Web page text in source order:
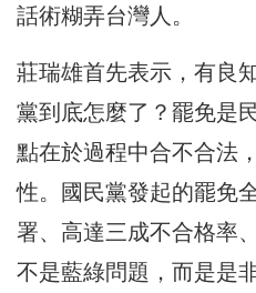
話術糊弄台灣人。
莊瑞雄首先表示，有良
黨到底怎麼了？罷免是
點在於過程中合不合法
性。國民黨發起的罷免
署、高達三成不合格率
不是藍綠問題，而是是